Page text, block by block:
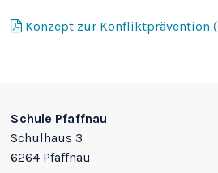
Konzept zur Konfliktprävention
Schule Pfaffnau
Schulhaus 3
6264 Pfaffnau